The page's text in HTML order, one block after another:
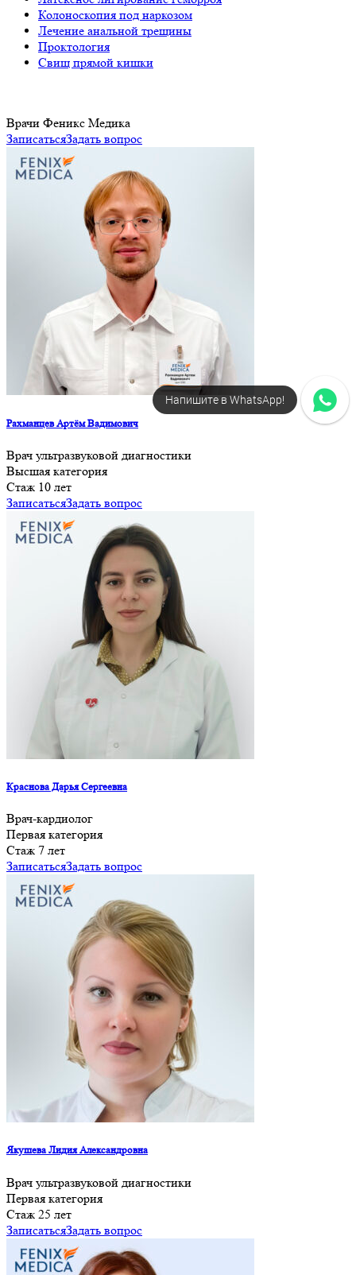
Колоноскопия под наркозом
Лечение анальной трещины
Проктология
Свищ прямой кишки
Врачи Феникс Медика
ЗаписатьсяЗадать вопрос
Рахманцев Артём Вадимович
Врач ультразвуковой диагностики
Высшая категория
Cтаж 10 лет
ЗаписатьсяЗадать вопрос
Краснова Дарья Сергеевна
Врач-кардиолог
Первая категория
Стаж 7 лет
ЗаписатьсяЗадать вопрос
Якушева Лидия Александровна
Врач ультразвуковой диагностики
Первая категория
Cтаж 25 лет
ЗаписатьсяЗадать вопрос
Напишите в WhatsApp!